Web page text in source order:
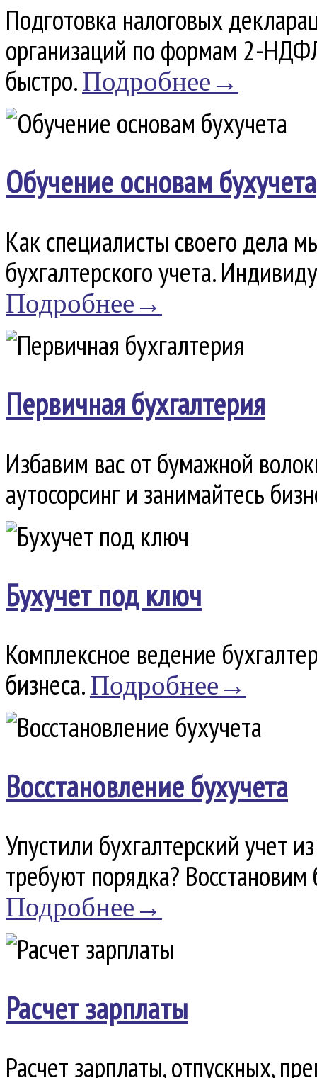
Подготовка налоговых
организаций по формам 2-
быстро.Подробнее→
Обучение основам бухучета
Как специалисты своего дела
бухгалтерского учета.
Подробнее→
Первичная бухгалтерия
Избавим вас от бумажной
аутосорсинг и занимайтесь
Бухучет под ключ
Комплексное ведение
бизнеса.Подробнее→
Восстановление бухучета
Упустили бухгалтерский учет
требуют порядка? Восстановим
Подробнее→
Расчет зарплаты
Расчет зарплаты, отпускных,